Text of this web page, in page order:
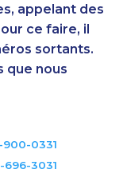
appelant des
ce faire, il
sortants.
que nous
900-0331
696-3031